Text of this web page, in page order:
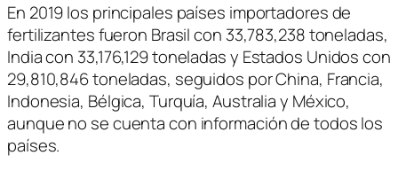
En 2019 los principales países importadores de
fertilizantes fueron Brasil con 33,783,238 toneladas,
India con 33,176,129 toneladas y Estados Unidos con
29,810,846 toneladas, seguidos por China, Francia,
Indonesia, Bélgica, Turquía, Australia y México,
aunque no se cuenta con información de todos los
países.